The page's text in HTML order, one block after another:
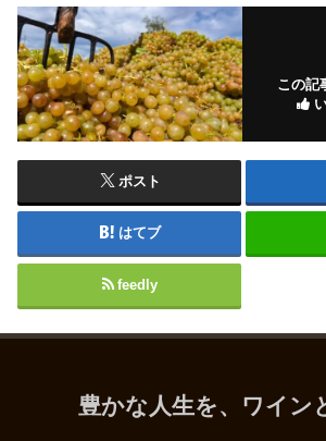
この記
ポスト
はてブ
feedly
豊かな人生を、ワイン